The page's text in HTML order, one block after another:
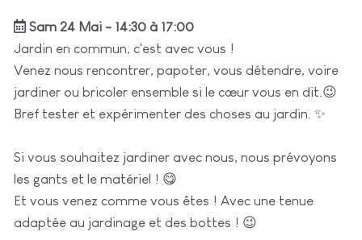
e
r
Sam 24 Mai - 14:30 à 17:00
Jardin en commun, c'est avec vous !
Venez nous rencontrer, papoter, vous détendre, voire
jardiner ou bricoler ensemble si le cœur vous en dit.😉
Bref tester et expérimenter des choses au jardin. ✨
Si vous souhaitez jardiner avec nous, nous prévoyons
les gants et le matériel ! 😋
Et vous venez comme vous êtes ! Avec une tenue
adaptée au jardinage et des bottes ! 😉